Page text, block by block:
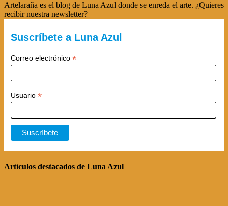
Artelaraña es el blog de Luna Azul donde se enreda el arte. ¿Quieres
recibir nuestra newsletter?
Suscríbete a Luna Azul
Correo electrónico *
Usuario *
Artículos destacados de Luna Azul